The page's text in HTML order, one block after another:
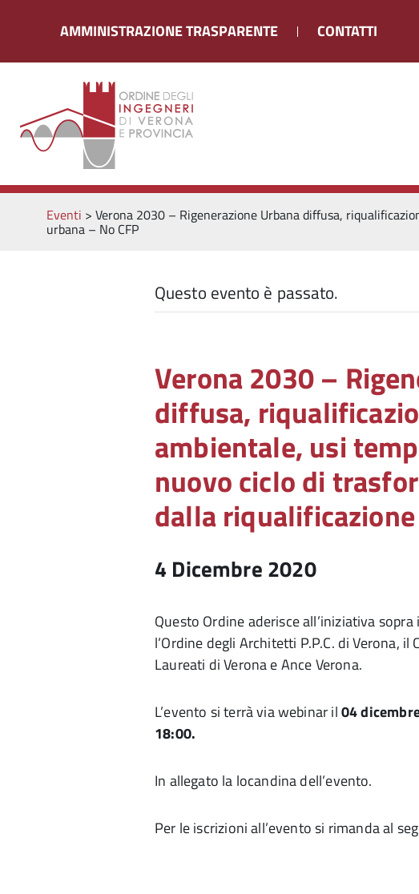
AMMINISTRAZIONE TRASPARENTE CONTATTI
Eventi > Verona 2030 – Rigenerazione Urbana diffusa,
urbana – No CFP
Questo evento è passato.
Verona 2030 –
diffusa,
ambientale, usi
nuovo ciclo di
dalla
4 Dicembre 2020
Questo Ordine aderisce all’iniziativa
l’Ordine degli Architetti P.P.C. di Verona,
Laureati di Verona e Ance Verona.
L’evento si terrà via webinar il04
18:00.
In allegato la locandina dell’evento.
Per le iscrizioni all’evento si rimanda al